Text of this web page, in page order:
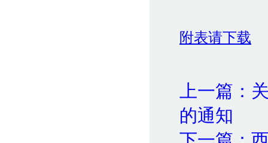
附表请下载
上一篇：
的通知